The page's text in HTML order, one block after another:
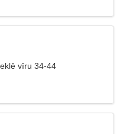
vīru 34-44